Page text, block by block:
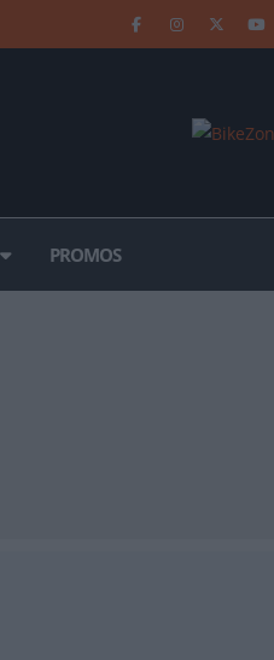
PROMOS